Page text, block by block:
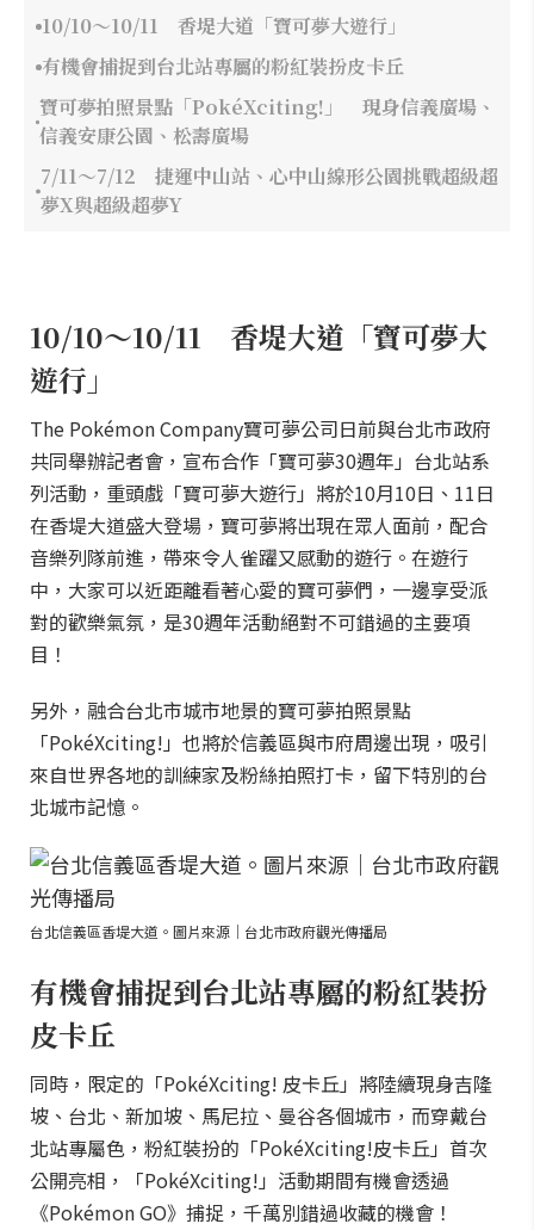
10/10～10/11 香堤大道「寶可夢大遊行」
有機會捕捉到台北站專屬的粉紅裝扮皮卡丘
寶可夢拍照景點「PokéXciting!」 現身信義廣場、
信義安康公園、松壽廣場
7/11～7/12 捷運中山站、心中山線形公園挑戰超級超
夢X與超級超夢Y
10/10～10/11 香堤大道「寶可夢大
遊行」
The Pokémon Company寶可夢公司日前與台北市政府
共同舉辦記者會，宣布合作「寶可夢30週年」台北站系
列活動，重頭戲「寶可夢大遊行」將於10月10日、11日
在香堤大道盛大登場，寶可夢將出現在眾人面前，配合
音樂列隊前進，帶來令人雀躍又感動的遊行。在遊行
中，大家可以近距離看著心愛的寶可夢們，一邊享受派
對的歡樂氣氛，是30週年活動絕對不可錯過的主要項
目！
另外，融合台北市城市地景的寶可夢拍照景點
「PokéXciting!」也將於信義區與市府周邊出現，吸引
來自世界各地的訓練家及粉絲拍照打卡，留下特別的台
北城市記憶。
台北信義區香堤大道。圖片來源｜台北市政府觀光傳播局
有機會捕捉到台北站專屬的粉紅裝扮
皮卡丘
同時，限定的「PokéXciting! 皮卡丘」將陸續現身吉隆
坡、台北、新加坡、馬尼拉、曼谷各個城市，而穿戴台
北站專屬色，粉紅裝扮的「PokéXciting!皮卡丘」首次
公開亮相，「PokéXciting!」活動期間有機會透過
《Pokémon GO》捕捉，千萬別錯過收藏的機會！